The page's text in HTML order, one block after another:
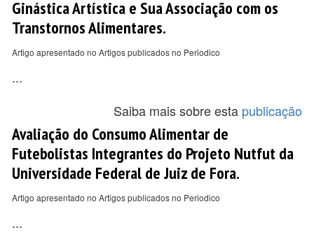
Ginástica Artística e Sua Associação com os
Transtornos Alimentares.
Artigo apresentado no Artigos publicados no Periodico
...
Saiba mais sobre esta publicação
Avaliação do Consumo Alimentar de
Futebolistas Integrantes do Projeto Nutfut da
Universidade Federal de Juiz de Fora.
Artigo apresentado no Artigos publicados no Periodico
...